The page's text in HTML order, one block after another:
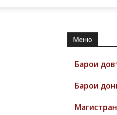
Меню
Барои
Барои